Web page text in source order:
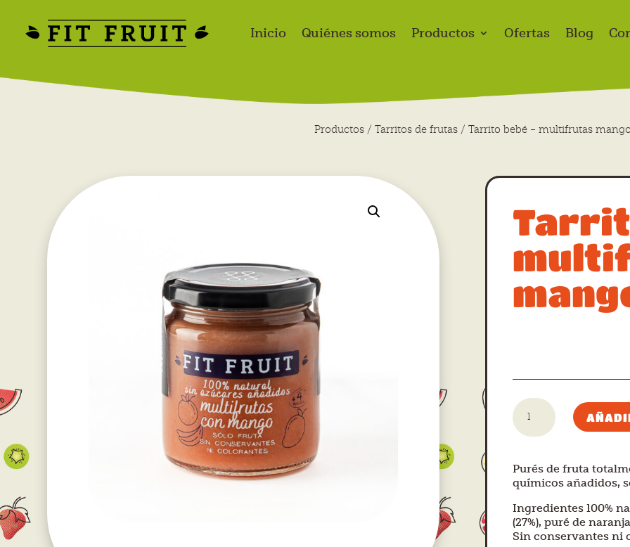
Inicio Quiénes somos Productos Ofertas Blog
Productos/ Tarritos de frutas/ Tarrito bebé – multifrutas mango
Tarrito
bebé
multifrutas
mango
Purés de fruta
químicos añadidos,
Ingredientes 100%
(27%), puré de
Sin conservantes ni